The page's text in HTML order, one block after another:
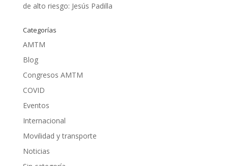
de alto riesgo: Jesús Padilla
Categorías
AMTM
Blog
Congresos AMTM
COVID
Eventos
Internacional
Movilidad y transporte
Noticias